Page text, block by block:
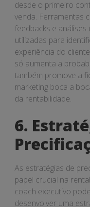
desde o primeiro
venda. Ferramentas
feedbacks e
utilizadas para
experiência do
só aumenta a
também promove a
marketing boca a
da rentabilidade.
6.
As estratégias de
papel crucial na
coach executivo
desenvolver uma